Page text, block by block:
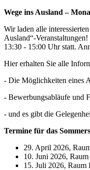
Wege ins Ausland –
Wir laden alle
Ausland“-
13:30 - 15:00 Uhr statt.
Hier erhalten Sie alle
- Die Möglichkeiten eines
- Bewerbungsabläufe und
- und es gibt die
Termine für das
29. April 2026,
10. Juni 2026,
15. Juli 2026, Raum